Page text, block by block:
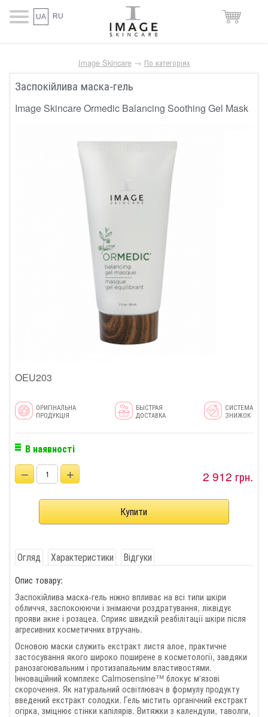
UA RU
Image Skincare → По категоріях
Заспокійлива маска-гель
Image Skincare Ormedic Balancing Soothing Gel Mask
OEU203
ОРИГІНАЛЬНА
ПРОДУКЦІЯ
БЫСТРАЯ
ДОСТАВКА
СИСТЕМА
ЗНИЖОК
В наявності
− + 2 912 грн.
Огляд Характеристики Відгуки
Опис товару:
Заспокійлива маска-гель ніжно впливає на всі типи шкіри
обличчя, заспокоюючи і знімаючи роздратування, ліквідує
прояви акне і розацеа. Сприяє швидкій реабілітації шкіри після
агресивних косметичних втручань.
Основою маски служить екстракт листя алое, практичне
застосування якого широко поширене в косметології, завдяки
ранозагоювальним і протизапальним властивостями.
Інноваційний комплекс Calmosensine™ блокує м'язові
скорочення. Як натуральний освітлювач в формулу продукту
введений екстракт солодки. Гель містить органічний екстракт
огірка, зміцнює стінки капілярів. Витяжки з календули, таволги,